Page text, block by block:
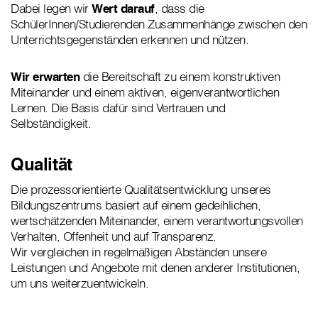
Dabei legen wirWert darauf, dass die
SchülerInnen/Studierenden Zusammenhänge zwischen den
Unterrichtsgegenständen erkennen und nützen.
Wir erwartendie Bereitschaft zu einem konstruktiven
Miteinander und einem aktiven, eigenverantwortlichen
Lernen. Die Basis dafür sind Vertrauen und
Selbständigkeit.
Qualität
Die prozessorientierte Qualitätsentwicklung unseres
Bildungszentrums basiert auf einem gedeihlichen,
wertschätzenden Miteinander, einem verantwortungsvollen
Verhalten, Offenheit und auf Transparenz.
Wir vergleichen in regelmäßigen Abständen unsere
Leistungen und Angebote mit denen anderer Institutionen,
um uns weiterzuentwickeln.